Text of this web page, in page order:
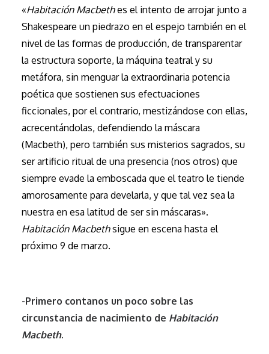
«Habitación Macbethes el intento de arrojar junto a
Shakespeare un piedrazo en el espejo también en el
nivel de las formas de producción, de transparentar
la estructura soporte, la máquina teatral y su
metáfora, sin menguar la extraordinaria potencia
poética que sostienen sus efectuaciones
ficcionales, por el contrario, mestizándose con ellas,
acrecentándolas, defendiendo la máscara
(Macbeth), pero también sus misterios sagrados, su
ser artificio ritual de una presencia (nos otros) que
siempre evade la emboscada que el teatro le tiende
amorosamente para develarla, y que tal vez sea la
nuestra en esa latitud de ser sin máscaras».
Habitación Macbethsigue en escena hasta el
próximo 9 de marzo.
-Primero contanos un poco sobre las
circunstancia de nacimiento de Habitación
Macbeth.